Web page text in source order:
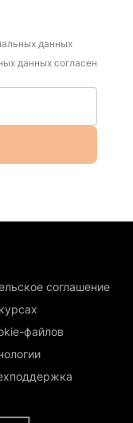
данных
данных согласен
соглашение
файлов